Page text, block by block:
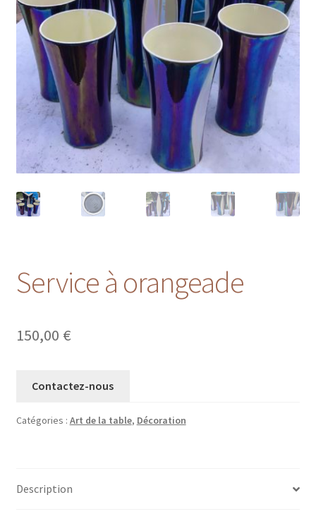
Service à orangeade
150,00 €
Contactez-nous
Catégories : Art de la table, Décoration
Description